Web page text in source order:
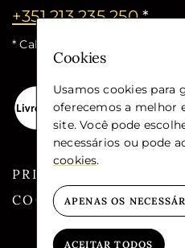
+351 213 235 250*
* Call cost for the national
PRIVACY
COOKIES
Cookies
Usamos cookies para
oferecemos a melhor
site. Você pode
necessários ou pode
cookies.
APENAS OS
ACEITAR TODOS